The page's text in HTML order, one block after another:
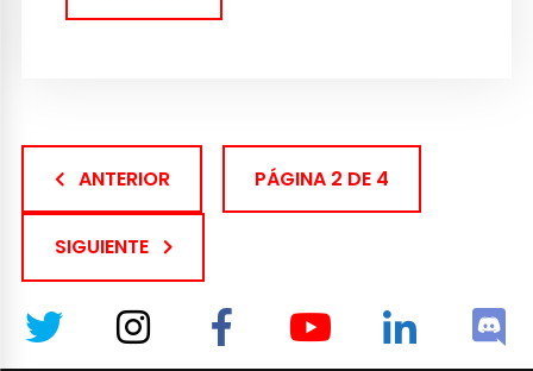
ANTERIOR PÁGINA 2 DE 4
SIGUIENTE